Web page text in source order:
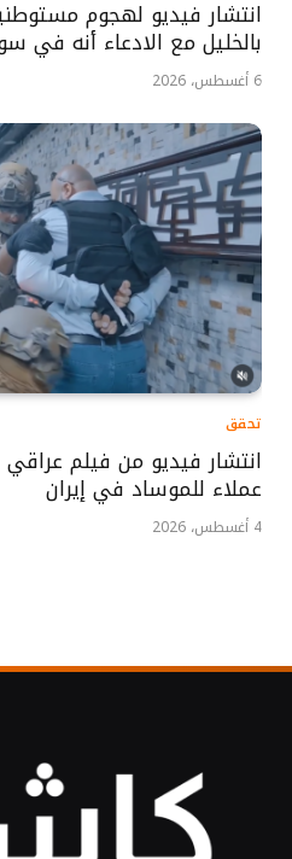
انتشار فيديو لهجوم
بالخليل مع الادعاء أنه في
6 أغسطس، 2026
تحقق
انتشار فيديو من فيلم عراقي
عملاء للموساد في إيران
4 أغسطس، 2026